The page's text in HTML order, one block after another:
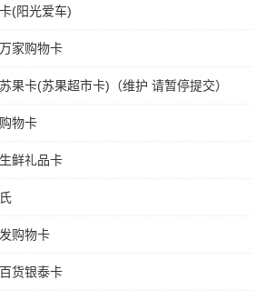
(阳光爱车)
家购物卡
果卡(苏果超市卡)（维护 请暂停提交）
物卡
鲜礼品卡
购物卡
货银泰卡